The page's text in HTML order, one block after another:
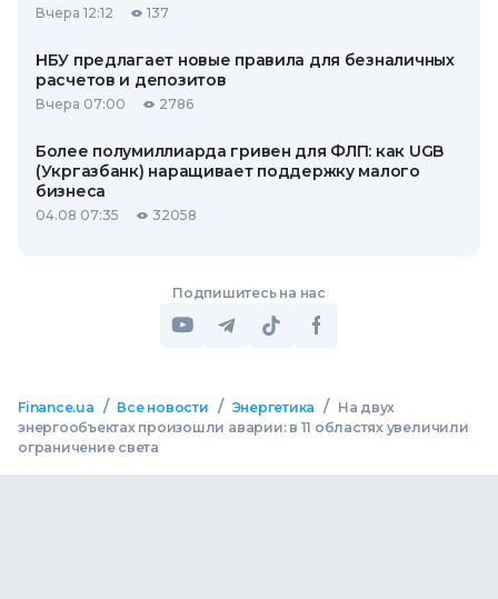
Вчера 12:12 137
НБУ предлагает новые правила для безналичных
расчетов и депозитов
Вчера 07:00 2786
Более полумиллиарда гривен для ФЛП: как UGB
(Укргазбанк) наращивает поддержку малого
бизнеса
04.08 07:35 32058
Подпишитесь на нас
Finance.ua / Все новости / Энергетика /
На двух
энергообъектах произошли аварии: в 11 областях увеличили
ограничение света